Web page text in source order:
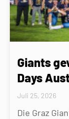
Giants
Days
Juli 25, 2026
Die Graz